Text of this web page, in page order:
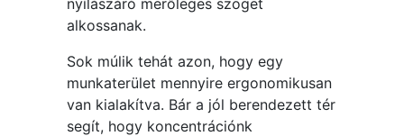
nyílászáró merőleges szöget
alkossanak.
Sok múlik tehát azon, hogy egy
munkaterület mennyire ergonomikusan
van kialakítva. Bár a jól berendezett tér
segít, hogy koncentrációnk